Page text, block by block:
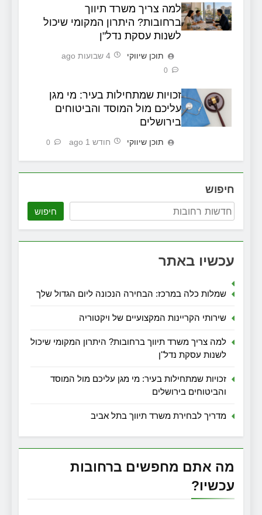
למה צריך משרד תיווך
ברחובות? היתרון המקומי שיכול
לשנות עסקת נדל"ן
תוכן שיווקי 4 שבועות ago
0
זכויות שמתחילות בעיר: מי מגן
עליכם מול המוסד והביטוחים
בירושלים
תוכן שיווקי חודש 1 ago 0
חיפוש
חיפוש
עכשיו באתר
שמלות כלה במרכז: הבחירה הנכונה ליום הגדול שלך
שירותי הקריינות המקצועיים של ויקטוריה
למה צריך משרד תיווך ברחובות? היתרון המקומי שיכול
לשנות עסקת נדל"ן
זכויות שמתחילות בעיר: מי מגן עליכם מול המוסד
והביטוחים בירושלים
מדריך לבחירת משרד תיווך בתל אביב
מה אתם מחפשים ברחובות
עכשיו?